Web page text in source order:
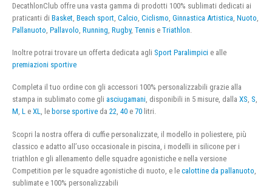
DecathlonClub offre una vasta gamma di prodotti 100% sublimati dedicati ai
praticanti di Basket Beach sport Calcio Ciclismo Ginnastica Artistica Nuoto
Pallanuoto Pallavolo Running Rugby, Tennis e Triathlon
Inoltre potrai trovare un offerta dedicata agli Sport Paralimpici e alle
premiazioni sportive
Completa il tuo ordine con gli accessori 100% personalizzabili grazie alla
stampa in sublimato come gli asciugamani, disponibili in 5 misure, dalla XS, S,
M, L e XL, le borse sportive da 22, 40 e 70 litri.
Scopri la nostra offera di cuffie personalizzate, il modello in poliestere, più
classico e adatto all’uso occasionale in piscina, i modelli in silicone per i
triathlon e gli allenamento delle squadre agonistiche e nella versione
Competition per le squadre agonistiche di nuoto, e le calottine da pallanuoto
sublimate e 100% personalizzabili